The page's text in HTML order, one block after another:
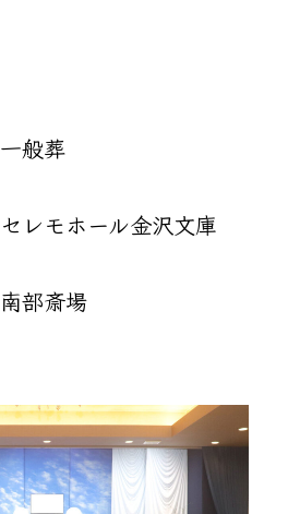
一般葬
セレモホール金沢文庫
南部斎場